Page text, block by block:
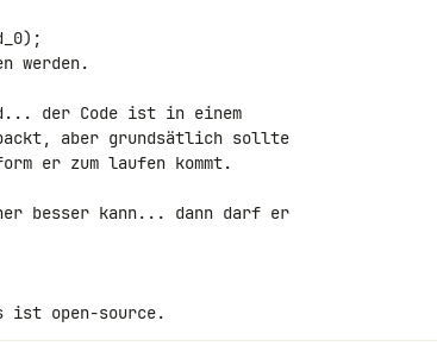
werden.
der Code ist in einem
aber grundsätlich sollte
er zum laufen kommt.
besser kann... dann darf er
ist open-source.